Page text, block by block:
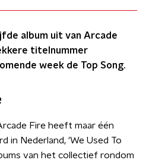
album uit van Arcade
titelnummer
week de Top Song.
Fire heeft maar één
in Nederland, 'We Used To
van het collectief rondom